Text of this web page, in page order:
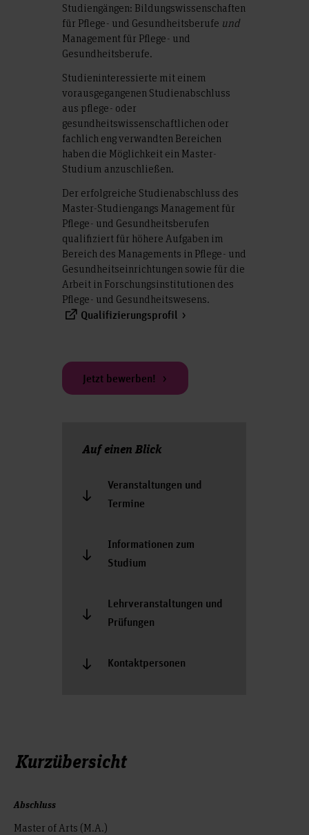
Studiengängen: Bildungswissenschaften
für Pflege- und Gesundheitsberufe und
Management für Pflege- und
Gesundheitsberufe.
Studieninteressierte mit einem
vorausgegangenen Studienabschluss
aus pflege- oder
gesundheitswissenschaftlichen oder
fachlich eng verwandten Bereichen
haben die Möglichkeit ein Master-
Studium anzuschließen.
Der erfolgreiche Studienabschluss des
Master-Studiengangs Management für
Pflege- und Gesundheitsberufen
qualifiziert für höhere Aufgaben im
Bereich des Managements in Pflege- und
Gesundheitseinrichtungen sowie für die
Arbeit in Forschungsinstitutionen des
Pflege- und Gesundheitswesens.
Qualifizierungsprofil
Jetzt bewerben!
Auf einen Blick
Veranstaltungen und
Termine
Informationen zum
Studium
Lehrveranstaltungen und
Prüfungen
Kontaktpersonen
Kurzübersicht
Abschluss
Master of Arts (M.A.)